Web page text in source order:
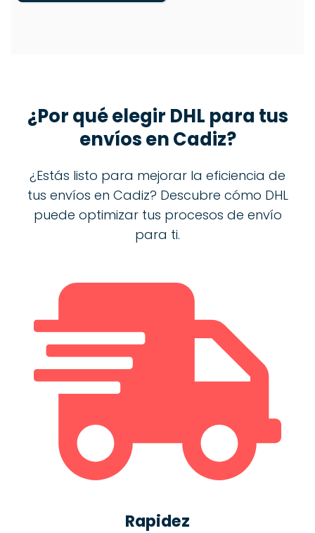
¿Por qué elegir DHL para tus
envíos enCadiz?
¿Estás listo para mejorar la eficiencia de
tus envíos en Cadiz? Descubre cómo DHL
puede optimizar tus procesos de envío
para ti.
Rapidez